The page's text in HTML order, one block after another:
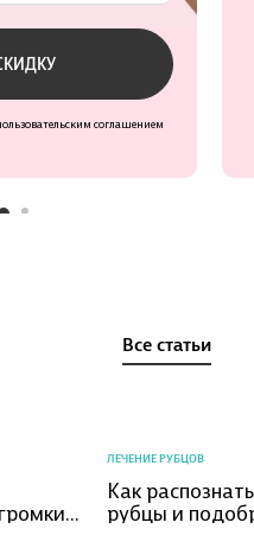
соглашением
Все статьи
ЛЕЧЕНИЕ РУБЦОВ
Как
рубцы и